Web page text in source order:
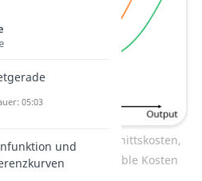
Grenzkosten, Durchschnittskosten,
variable Kosten
05:03
und